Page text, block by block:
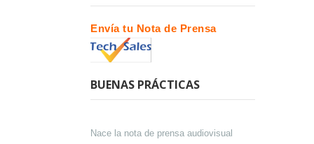
Envía tu Nota de Prensa
BUENAS PRÁCTICAS
Nace la nota de prensa audiovisual